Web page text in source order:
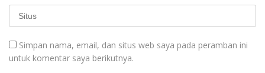
Simpan nama, email, dan situs web saya pada peramban ini
untuk komentar saya berikutnya.